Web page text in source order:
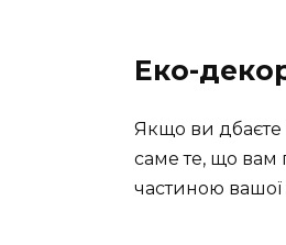
Еко-
Якщо ви дбаєте
саме те, що вам
частиною вашої